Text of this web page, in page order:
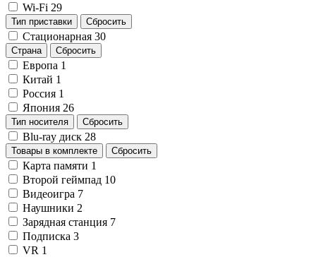
Wi-Fi 29
Тип приставки Сбросить
Стационарная 30
Страна Сбросить
Европа 1
Китай 1
Россия 1
Япония 26
Тип носителя Сбросить
Blu-ray диск 28
Товары в комплекте Сбросить
Карта памяти 1
Второй геймпад 10
Видеоигра 7
Наушники 2
Зарядная станция 7
Подписка 3
VR 1